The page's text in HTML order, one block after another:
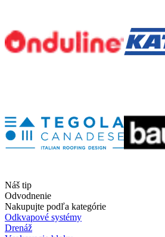
Náš tip
Odvodnenie
Nakupujte podľa kategórie
Odkvapové systémy
Drenáž